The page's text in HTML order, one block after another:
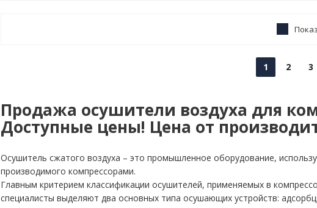
1 2 3
Продажа осушители воздуха для
Доступные цены! Цена от
Осушитель сжатого воздуха – это промышленное оборудование,
производимого компрессорами.
Главным критерием классификации осушителей, применяемых в
специалисты выделяют два основных типа осушающих устройств: